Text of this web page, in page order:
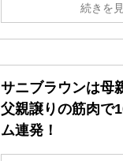
続きを
サニブラウンは母
父親譲りの筋肉で
ム連発！